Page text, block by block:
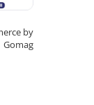
by
Gomag